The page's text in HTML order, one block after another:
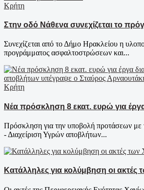
Κρήτη
Στην οδό Νάθενα συνεχίζεται το
Συνεχίζεται από το Δήμο Ηρακλείου η
προγράμματος ασφαλτοστρώσεων και...
Κρήτη
Νέα πρόσκληση 8 εκατ. ευρώ για έργα
Πρόσκληση για την υποβολή προτάσεων με
- Διαχείριση Υγρών αποβλήτων...
Κατάλληλες για κολύμβηση οι ακτές